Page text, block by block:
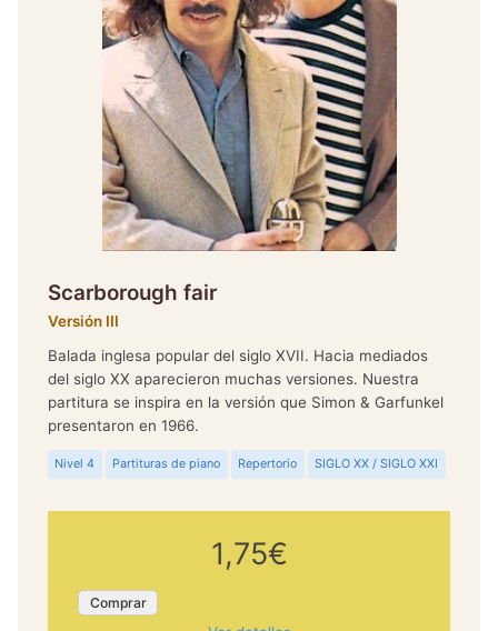
Scarborough fair
Versión III
Balada inglesa popular del siglo XVII. Hacia mediados
del siglo XX aparecieron muchas versiones. Nuestra
partitura se inspira en la versión que Simon & Garfunkel
presentaron en 1966.
Nivel 4 Partituras de piano Repertorio SIGLO XX / SIGLO XXI
1,75€
Comprar